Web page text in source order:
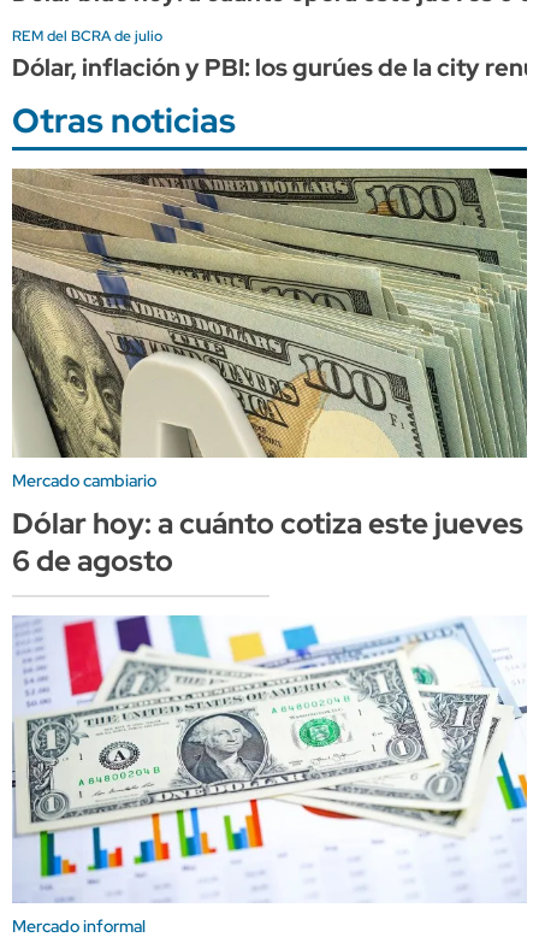
REM del BCRA de julio
Dólar, inflación y PBI: los gurúes de la city
Otras noticias
Mercado cambiario
Dólar hoy: a cuánto cotiza este jueves
6 de agosto
Mercado informal